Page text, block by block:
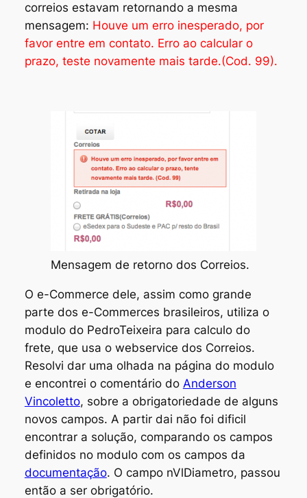
correios estavam retornando a mesma
mensagem: Houve um erro inesperado, por
favor entre em contato. Erro ao calcular o
prazo, teste novamente mais tarde.(Cod. 99).
Mensagem de retorno dos Correios.
O e-Commerce dele, assim como grande
parte dos e-Commerces brasileiros, utiliza o
modulo do PedroTeixeira para calculo do
frete, que usa o webservice dos Correios.
Resolvi dar uma olhada na página do modulo
e encontrei o comentário do Anderson
Vincoletto, sobre a obrigatoriedade de alguns
novos campos. A partir dai não foi dificil
encontrar a solução, comparando os campos
definidos no modulo com os campos da
documentação. O campo nVlDiametro, passou
então a ser obrigatório.